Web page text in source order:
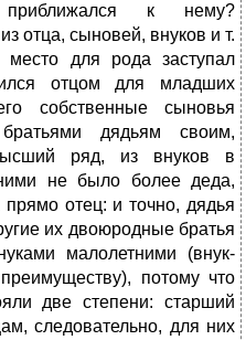
приближался к нему?
отца, сыновей, внуков и т.
для рода заступал
отцом для младших
собственные сыновья
дядьям своим,
ряд, из внуков в
не было более деда,
отец: и точно, дядья
их двоюродные братья
малолетними (внук-
потому что
две степени: старший
следовательно, для них